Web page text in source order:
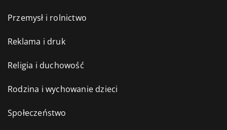
Przemysł i rolnictwo
Reklama i druk
Religia i duchowość
Rodzina i wychowanie dzieci
Społeczeństwo